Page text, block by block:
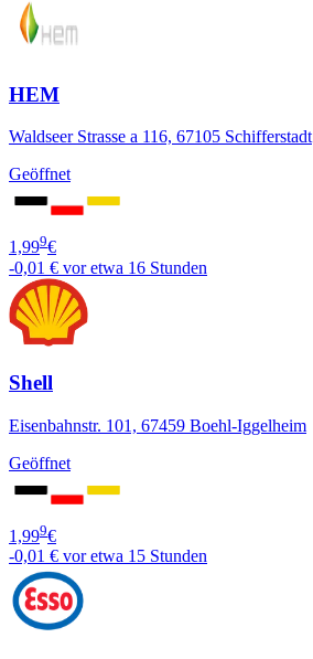
HEM
Waldseer Strasse a 116, 67105 Schifferstadt
Geöffnet
1,999€
-0,01 € vor etwa 16 Stunden
Shell
Eisenbahnstr. 101, 67459 Boehl-Iggelheim
Geöffnet
1,999€
-0,01 € vor etwa 15 Stunden